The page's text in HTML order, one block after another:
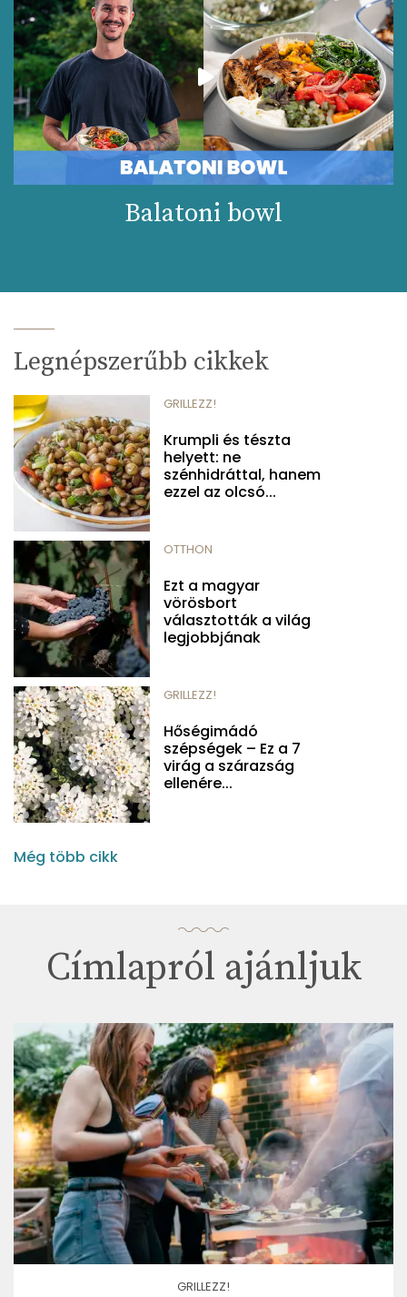
Balatoni bowl
Legnépszerűbb cikkek
GRILLEZZ!
Krumpli és tészta
helyett: ne
szénhidráttal, hanem
ezzel az olcsó...
OTTHON
Ezt a magyar
vörösbort
választották a világ
legjobbjának
GRILLEZZ!
Hőségimádó
szépségek – Ez a 7
virág a szárazság
ellenére...
Még több cikk
Címlapról ajánljuk
GRILLEZZ!